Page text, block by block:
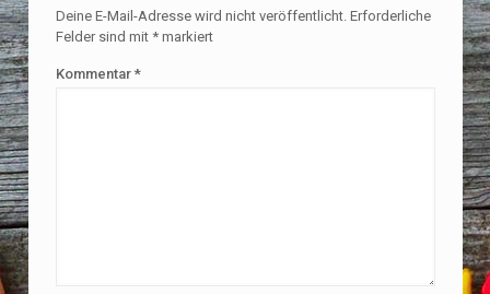
Deine E-Mail-Adresse wird nicht veröffentlicht. Erforderliche
Felder sind mit *markiert
Kommentar *